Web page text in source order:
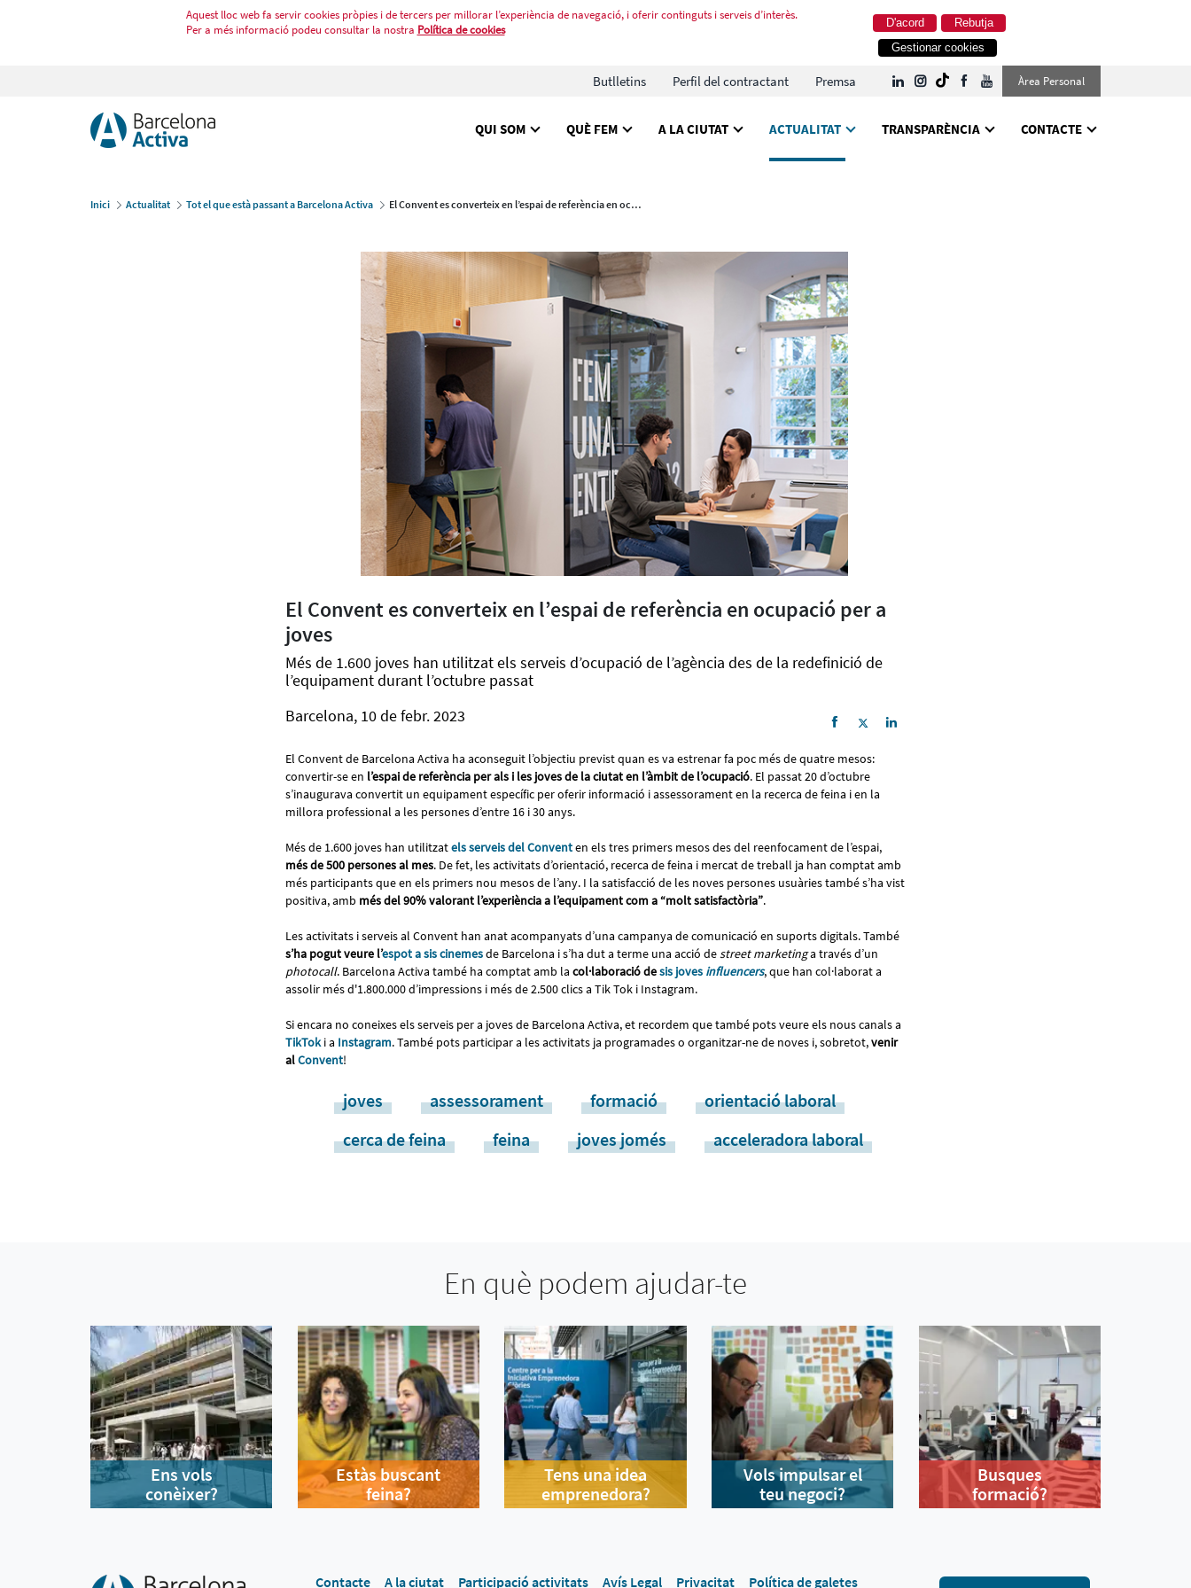
Aquest lloc web fa servir cookies pròpies i de tercers per millorar l’experiència de navegació, i oferir continguts i serveis d’interès.
Per a més informació podeu consultar la nostra Política de cookies Rebutja
D'acord
Gestionar cookies
Butlletins Perfil del contractant Premsa Àrea Personal
QUI SOM QUÈ FEM A LA CIUTAT ACTUALITAT TRANSPARÈNCIA CONTACTE
Inici Actualitat Tot el que està passant a Barcelona Activa El Convent es converteix en l’espai de referència en ocupació per a joves
El Convent es converteix en l’espai de referència en ocupació per a
joves
Més de 1.600 joves han utilitzat els serveis d’ocupació de l’agència des de la redefinició de
l’equipament durant l’octubre passat
Barcelona, 10 de febr. 2023
El Convent de Barcelona Activa ha aconseguit l’objectiu previst quan es va estrenar fa poc més de quatre mesos:
convertir-se en l’espai de referència per als i les joves de la ciutat en l’àmbit de l’ocupació. El passat 20 d’octubre
s’inaugurava convertit un equipament específic per oferir informació i assessorament en la recerca de feina i en la
millora professional a les persones d’entre 16 i 30 anys.
Més de 1.600 joves han utilitzatels serveis del Conventen els tres primers mesos des del reenfocament de l’espai,
més de 500 persones al mes. De fet, les activitats d’orientació, recerca de feina i mercat de treball ja han comptat amb
més participants que en els primers nou mesos de l’any. I la satisfacció de les noves persones usuàries també s’ha vist
positiva, amb més del 90% valorant l’experiència a l’equipament com a “molt satisfactòria”.
Les activitats i serveis al Convent han anat acompanyats d’una campanya de comunicació en suports digitals. També
s’ha pogut veure l’espot a sis cinemesde Barcelona i s’ha dut a terme una acció destreet marketinga través d’un
photocall. Barcelona Activa també ha comptat amb la col·laboració desis joves influencers, que han col·laborat a
assolir més d'1.800.000 d’impressions i més de 2.500 clics a Tik Tok i Instagram.
Si encara no coneixes els serveis per a joves de Barcelona Activa, et recordem que també pots veure els nous canals a
TikTok i a Instagram. També pots participar a les activitats ja programades o organitzar-ne de noves i, sobretot,venir
alConvent!
joves assessorament formació
orientació laboral
cerca de feina
feina joves jomés acceleradora laboral
En què podem ajudar-te
Ens vols
conèixer?
Estàs buscant
feina?
Tens una idea
emprenedora?
Vols impulsar el
teu negoci?
Busques
formació?
Contacte A la ciutat Participació activitats Avís Legal Privacitat Política de galetes